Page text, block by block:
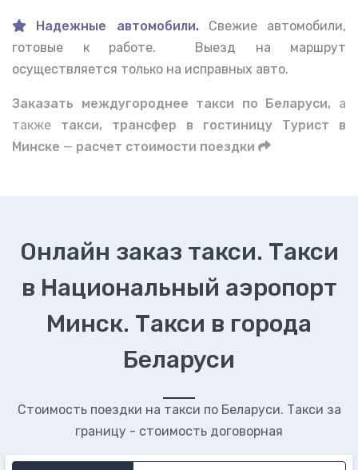
Надежные автомобили. Свежие автомобили,
готовые к работе. Выезд на маршрут
осуществляется только на исправных авто.
Заказать междугороднее такси по Беларуси, а
также такси, трансфер в гостиницу Турист в
Минске — расчет стоимости поездки
Онлайн заказ такси. Такси
в Национальный аэропорт
Минск. Такси в города
Беларуси
Стоимость поездки на такси по Беларуси. Такси за
границу - стоимость договорная